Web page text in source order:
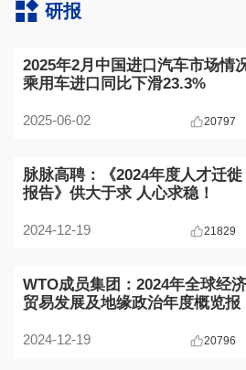
研报
2025年2月中国进口汽车市场情
乘用车进口同比下滑23.3%
2025-06-02 20797
脉脉高聘：《2024年度人才迁徙
报告》供大于求 人心求稳！
2024-12-19 21829
WTO成员集团：2024年全球经济
贸易发展及地缘政治年度概览报
2024-12-19 20796